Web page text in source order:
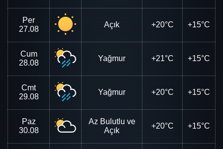
Per
27.08
Açık +20°C +15°C
Cum
28.08
Yağmur +21°C +15°C
Cmt
29.08
Yağmur +20°C +15°C
Paz
30.08
Az Bulutlu ve
Açık
+20°C +15°C